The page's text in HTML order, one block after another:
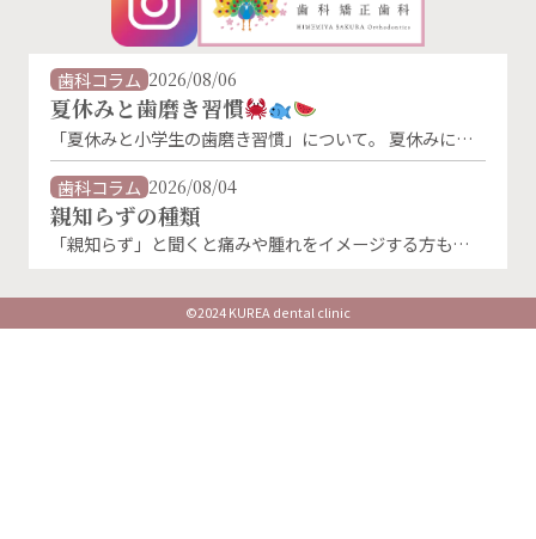
歯科コラム 2026/08/06
夏休みと歯磨き習慣
「夏休みと小学生の歯磨き習慣」について。 夏休みに入
り、生活リズムが変わることで、歯磨きの習慣が乱れがち
になります。特に朝の歯磨きは、「朝ごはんを食べないか
ら」「外に出かけないから」といった理由で忘れやすくな
るものです。 しかし、夏休み中でもむし歯菌は活発に活
動しています。朝・晩しっかり磨くことが、お子さんの大
歯科コラム 2026/08/04
親知らずの種類
「親知らず」と聞くと痛みや腫れをイメージする方も多い
すさや治療法が異なります。 親知らずの主な種類 ①まっ
すぐ生えている親知らず 正常な向きで生えている状態で
©2024 KUREA dental clinic